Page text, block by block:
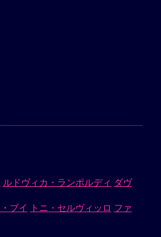
ルドヴィカ・ランポルディ ダヴ
ブイ トニ・セルヴィッロ ファ